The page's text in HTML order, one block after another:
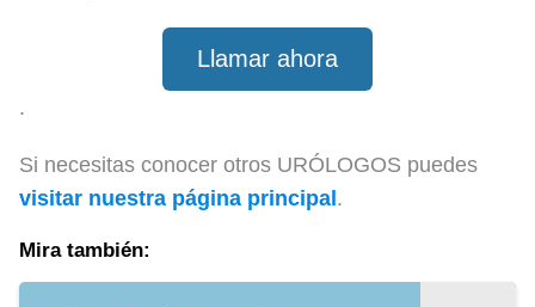
Llamar ahora
.
Si necesitas conocer otros URÓLOGOS puedes
visitar nuestra página principal .
Mira también: